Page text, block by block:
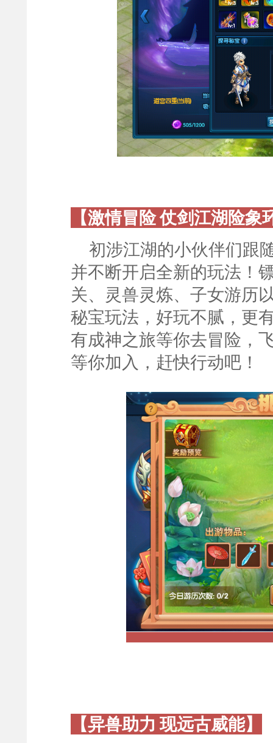
【激情冒险 仗剑江湖险象
初涉江湖的小伙伴们跟
并不断开启全新的玩法！
关、灵兽灵炼、子女游历
秘宝玩法，好玩不腻，更
有成神之旅等你去冒险，
等你加入，赶快行动吧！
【异兽助力 现远古威能】